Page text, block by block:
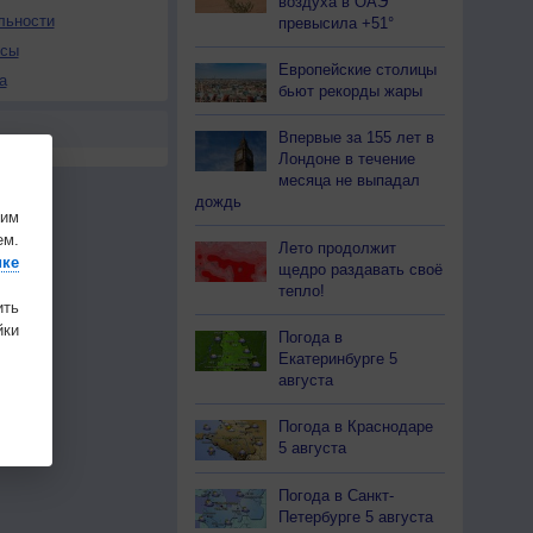
превысила +51°
Европейские столицы
бьют рекорды жары
Впервые за 155 лет в
Лондоне в течение
месяца не выпадал
дождь
Лето продолжит
щедро раздавать своё
тепло!
Погода в
Екатеринбурге 5
августа
Погода в Краснодаре
5 августа
Погода в Санкт-
Петербурге 5 августа